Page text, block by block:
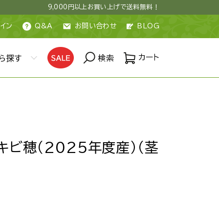
9,000円以上お買い上げで送料無料！
ン Q&A お問い合わせ BLOG
探す 検索 カート
ビ穂（2025年度産）（茎